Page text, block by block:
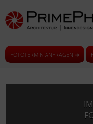
FOTOTERMIN ANFRAGEN ➜